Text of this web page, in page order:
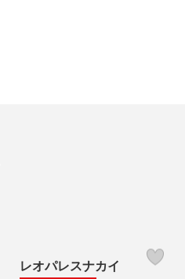
レオパレスナカイ